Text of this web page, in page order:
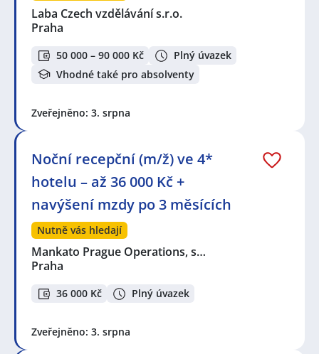
Laba Czech vzdělávání s.r.o.
Praha
50 000 – 90 000 Kč
Plný úvazek
Vhodné také pro absolventy
Zveřejněno: 3. srpna
Noční recepční (m/ž) ve 4*
hotelu – až 36 000 Kč +
navýšení mzdy po 3 měsících
Nutně vás hledají
Mankato Prague Operations, s…
Praha
36 000 Kč Plný úvazek
Zveřejněno: 3. srpna